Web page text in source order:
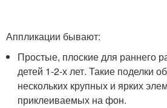
Аппликации бывают:
Простые, плоские для раннего
детей 1-2-х лет. Такие поделки
нескольких крупных и ярких
приклеиваемых на фон.